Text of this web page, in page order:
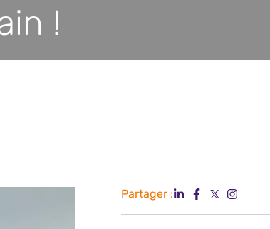
!
Partager :